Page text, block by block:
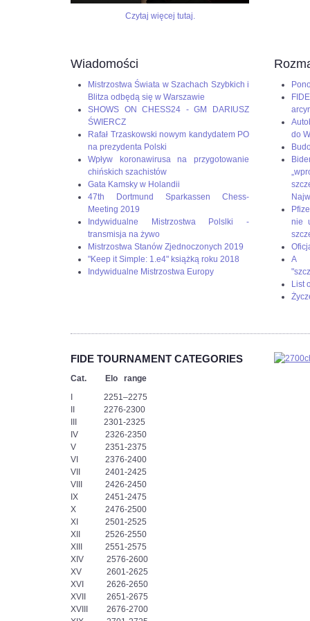
do
ostatniego
eliminacji
meczu
mistrzostwo
świata
szachach
klasycznych.
To
będą
piekielnie
trudne
zmagania,
ale
Duda
z
nas
przejść
„ścieżkę
zdrowia”
i
nie
pomylić
się
ani
razu.
Teraz
przed
nami
bój,
z
którego
zwycięsko
wyjdzie
tylko
Czytaj więcej tutaj.
Wiadomości
Mistrzostwa Świata w Szachach Szybkich i
Blitza odbędą się w Warszawie
SHOWS ON CHESS24 - GM DARIUSZ
ŚWIERCZ
Rafał Trzaskowski nowym kandydatem PO
na prezydenta Polski
Wpływ koronawirusa na przygotowanie
chińskich szachistów
Gata Kamsky w Holandii
47th Dortmund Sparkassen Chess-
Meeting 2019
Indywidualne Mistrzostwa Polslki -
transmisja na żywo
Mistrzostwa Stanów Zjednoczonych 2019
"Keep it Simple: 1.e4" książką roku 2018
Indywidualne Mistrzostwa Europy
do
nie
A
List
FIDE TOURNAMENT CATEGORIES
Cat. Elo range
I 2251–2275
II 2276-2300
III 2301-2325
IV 2326-2350
V 2351-2375
VI 2376-2400
VII 2401-2425
VIII 2426-2450
IX 2451-2475
X 2476-2500
XI 2501-2525
XII 2526-2550
XIII 2551-2575
XIV 2576-2600
XV 2601-2625
XVI 2626-2650
XVII 2651-2675
XVIII 2676-2700